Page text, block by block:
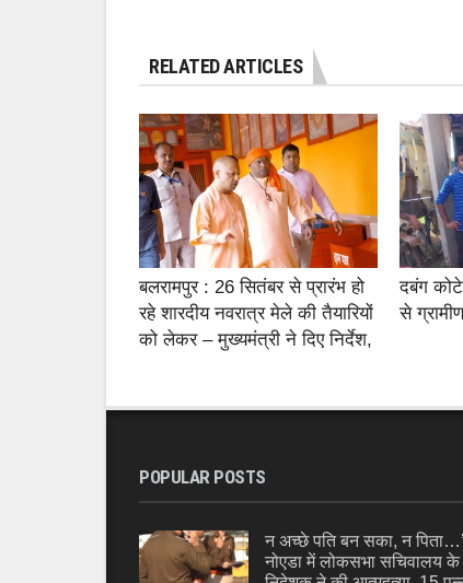
RELATED ARTICLES
बलरामपुर : 26 सितंबर से प्रारंभ हो
रहे शारदीय नवरात्र मेले की तैयारियों
को लेकर – मुख्यमंत्री ने दिए निर्देश,
दबंग
से
POPULAR POSTS
न अच्छे पति बन सका, न पिता…’
नोएडा में लोकसभा सचिवालय के